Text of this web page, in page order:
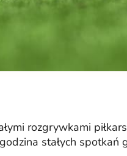
rozgrywkami
stałych